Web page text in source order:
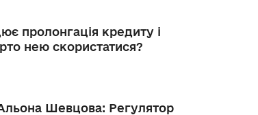
пролонгація кредиту і
нею скористатися?
Шевцова: Регулятор